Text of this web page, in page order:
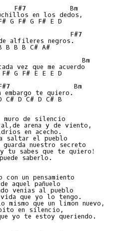
F#7           Bm
en los dedos,
G F# G F# E D
F#7
alfileres negros.
B B B C# A#
Bm
vez que me acuerdo
G F# E E E D
Bm
embargo te quiero.
D C# D C# B
muro de silencio
arena y de viento,
en acecho.
saltar el pueblo
nuestro secreto
tu sabes que te quiero!
saberlo.
un pensamiento
aquel pañuelo
venias al pueblo
que yo lo tengo.
que un limon nuevo,
en silencio,
yo te estoy queriendo.